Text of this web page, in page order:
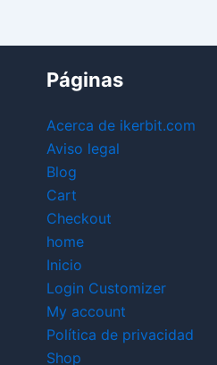
Páginas
Acerca de ikerbit.com
Aviso legal
Blog
Cart
Checkout
home
Inicio
Login Customizer
My account
Política de privacidad
Shop